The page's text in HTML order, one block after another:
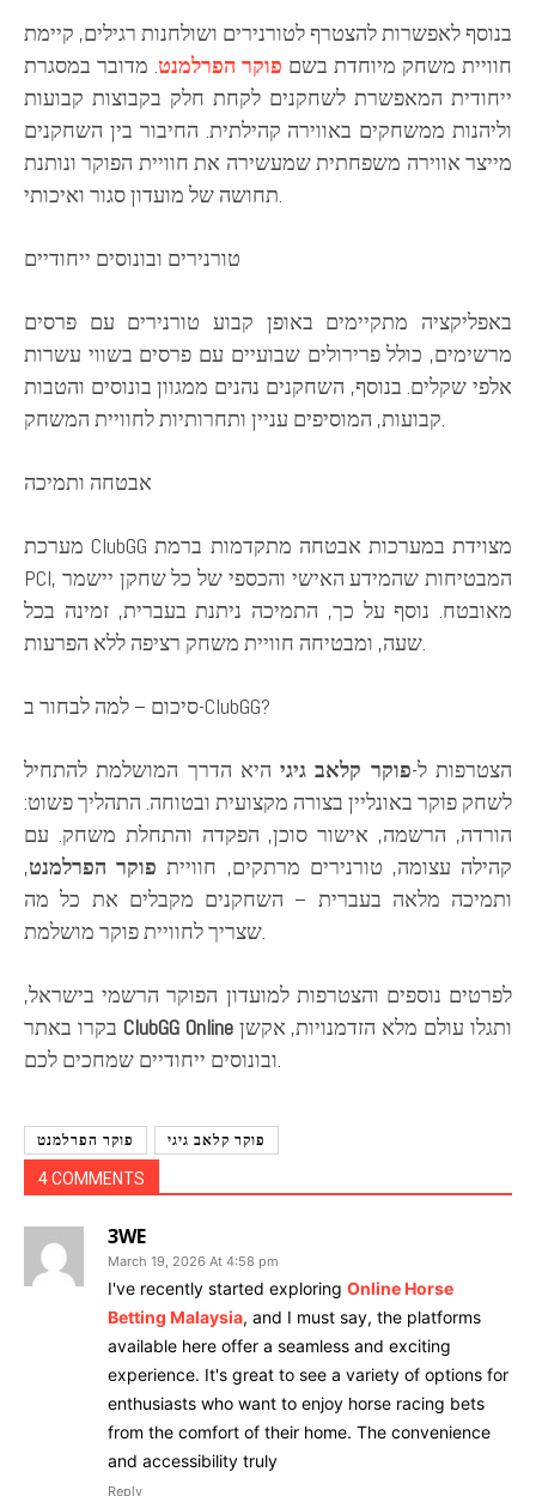
בנוסף לאפשרות להצטרף לטורנירים ושולחנות רגילים, קיימת
חוויית משחק מיוחדת בשם פוקר הפרלמנט. מדובר במסגרת
ייחודית המאפשרת לשחקנים לקחת חלק בקבוצות קבועות
וליהנות ממשחקים באווירה קהילתית. החיבור בין השחקנים
מייצר אווירה משפחתית שמעשירה את חוויית הפוקר ונותנת
תחושה של מועדון סגור ואיכותי.
טורנירים ובונוסים ייחודיים
באפליקציה מתקיימים באופן קבוע טורנירים עם פרסים
מרשימים, כולל פרירולים שבועיים עם פרסים בשווי עשרות
אלפי שקלים. בנוסף, השחקנים נהנים ממגוון בונוסים והטבות
קבועות, המוסיפים עניין ותחרותיות לחוויית המשחק.
אבטחה ותמיכה
מערכת ClubGG מצוידת במערכות אבטחה מתקדמות ברמת
PCI, המבטיחות שהמידע האישי והכספי של כל שחקן יישמר
מאובטח. נוסף על כך, התמיכה ניתנת בעברית, זמינה בכל
שעה, ומבטיחה חוויית משחק רציפה ללא הפרעות.
סיכום – למה לבחור ב-ClubGG?
הצטרפות ל-פוקר קלאב גיגיהיא הדרך המושלמת להתחיל
לשחק פוקר באונליין בצורה מקצועית ובטוחה. התהליך פשוט:
הורדה, הרשמה, אישור סוכן, הפקדה והתחלת משחק. עם
קהילה עצומה, טורנירים מרתקים, חוויית פוקר הפרלמנט,
ותמיכה מלאה בעברית – השחקנים מקבלים את כל מה
שצריך לחוויית פוקר מושלמת.
לפרטים נוספים והצטרפות למועדון הפוקר הרשמי בישראל,
ClubGG Onlineותגלו עולם מלא הזדמנויות, אקשן
ובונוסים ייחודיים שמחכים לכם.
פוקר הפרלמנט
פוקר קלאב גיגי
4 COMMENTS
3WE
March 19, 2026 At 4:58 pm
I've recently started exploring Online Horse
Betting Malaysia, and I must say, the platforms
available here offer a seamless and exciting
experience. It's great to see a variety of options for
enthusiasts who want to enjoy horse racing bets
from the comfort of their home. The convenience
and accessibility truly
Reply